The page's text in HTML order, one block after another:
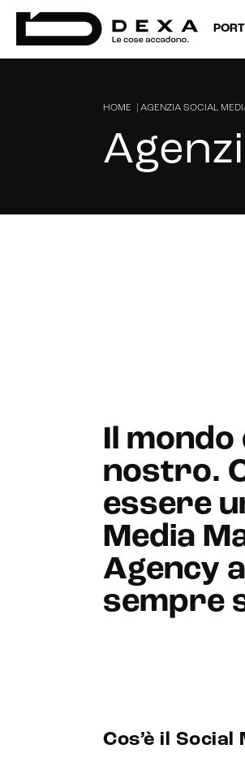
HOME AGENZIA SOCIAL
Il mondo
nostro.
essere
Media
Agency
sempre
Cos’è il